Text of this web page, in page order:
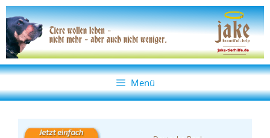
Zum
Inhalt
springen
Zum
Inhalt
springen
Menü